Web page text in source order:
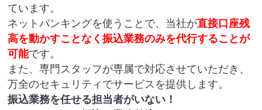
ています。
ネットバンキングを使うことで、当社が直接口座残
高を動かすことなく振込業務のみを代行することが
可能です。
また、専門スタッフが専属で対応させていただき、
万全のセキュリティでサービスを提供します。
振込業務を任せる担当者がいない！